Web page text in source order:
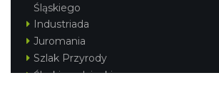
Śląskiego
Industriada
Juromania
Szlak Przyrody
Śląskie z dzieckiem